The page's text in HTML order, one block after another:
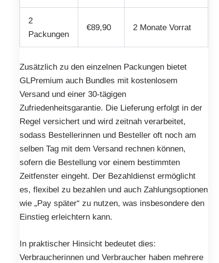
2
Packungen
€89,90 2 Monate Vorrat
Zusätzlich zu den einzelnen Packungen bietet
GLPremium auch Bundles mit kostenlosem
Versand und einer 30-tägigen
Zufriedenheitsgarantie. Die Lieferung erfolgt in der
Regel versichert und wird zeitnah verarbeitet,
sodass Bestellerinnen und Besteller oft noch am
selben Tag mit dem Versand rechnen können,
sofern die Bestellung vor einem bestimmten
Zeitfenster eingeht. Der Bezahldienst ermöglicht
es, flexibel zu bezahlen und auch Zahlungsoptionen
wie „Pay später“ zu nutzen, was insbesondere den
Einstieg erleichtern kann.
In praktischer Hinsicht bedeutet dies:
Verbraucherinnen und Verbraucher haben mehrere